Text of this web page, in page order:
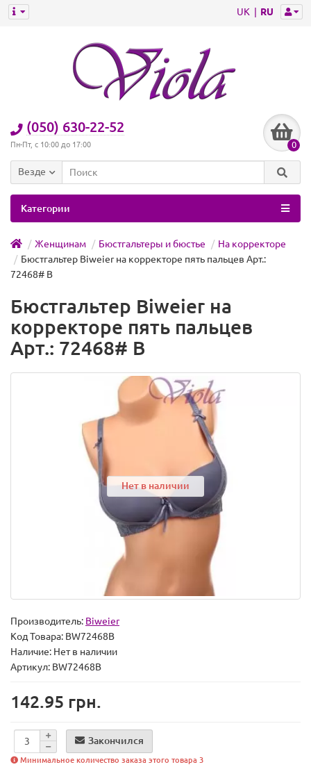
UK RU
(050) 630-22-52
Пн-Пт, с 10:00 до 17:00 0
Везде
Категории
Женщинам Бюстгальтеры и бюстье
На корректоре
Бюстгальтер Biweier на корректоре пять пальцев Арт.:
72468# B
Бюстгальтер Biweier на
корректоре пять пальцев
Арт.: 72468# B
Нет в наличии
Производитель: Biweier
Код Товара: BW72468B
Наличие: Нет в наличии
Артикул: BW72468B
142.95 грн.
Закончился
Минимальное количество заказа этого товара 3